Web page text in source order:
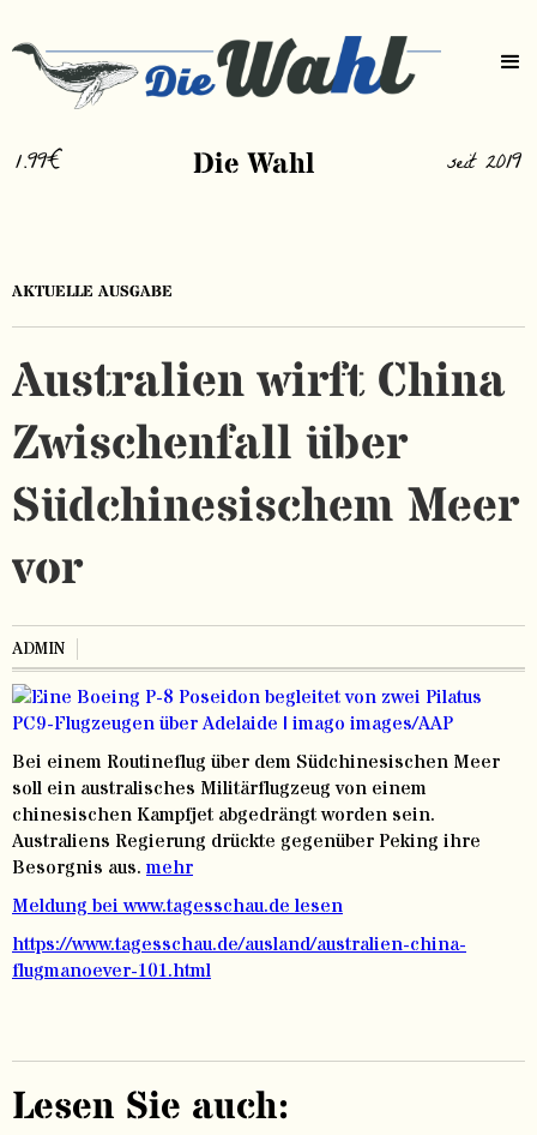
1.99€ Die Wahl seit 2019
AKTUELLE AUSGABE
Australien wirft China
Zwischenfall über
Südchinesischem Meer
vor
ADMIN
Bei einem Routineflug über dem Südchinesischen Meer
soll ein australisches Militärflugzeug von einem
chinesischen Kampfjet abgedrängt worden sein.
Australiens Regierung drückte gegenüber Peking ihre
Besorgnis aus. mehr
Meldung bei www.tagesschau.de lesen
https://www.tagesschau.de/ausland/australien-china-
flugmanoever-101.html
Lesen Sie auch: